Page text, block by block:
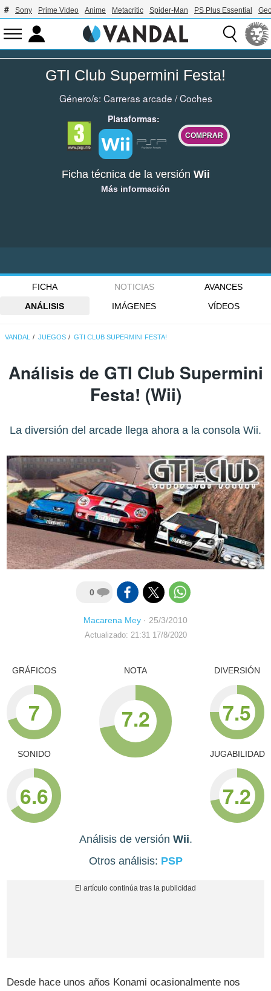
Sony Prime Video Anime Metacritic Spider-Man PS Plus Essential
GTI Club Supermini Festa!
Género/s: Carreras arcade /Coches
Plataformas:
COMPRAR
Ficha técnica de la versión Wii
Más información
FICHA NOTICIAS
AVANCES
ANÁLISIS
IMÁGENES VÍDEOS
VANDAL JUEGOS GTI CLUB SUPERMINI FESTA!
Análisis de GTI Club Supermini
Festa! (Wii)
La diversión del arcade llega ahora a la consola Wii.
0
Macarena Mey · 25/3/2010
Actualizado: 21:31 17/8/2020
GRÁFICOS
7
SONIDO
6.6
NOTA
7.2
DIVERSIÓN
7.5
JUGABILIDAD
7.2
Análisis de versión Wii.
Otros análisis: PSP
Desde hace unos años Konami ocasionalmente nos